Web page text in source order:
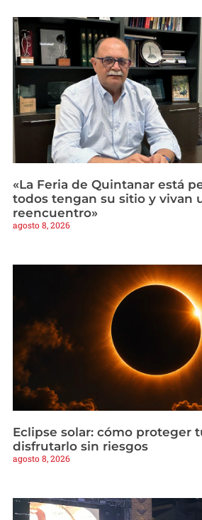
«La Feria de Quintanar está
todos tengan su sitio y vivan
reencuentro»
agosto 8, 2026
Eclipse solar: cómo proteger
disfrutarlo sin riesgos
agosto 8, 2026